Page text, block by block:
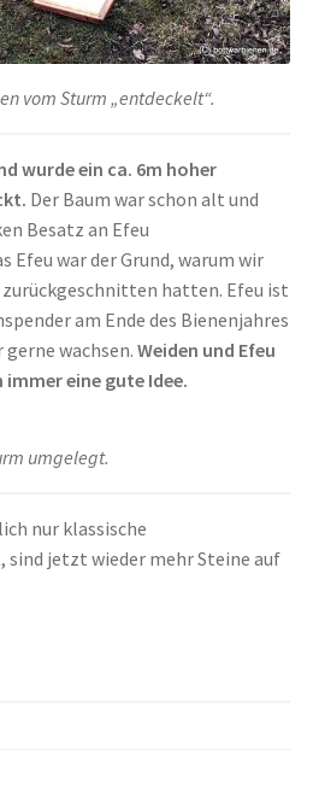
vom Sturm „entdeckelt“.
wurde ein ca. 6m hoher
Der Baum war schon alt und
Besatz an Efeu
Efeu war der Grund, warum wir
hatten. Efeu ist
am Ende des Bienenjahres
wachsen. Weiden und Efeu
eine gute Idee.
umgelegt.
nur klassische
sind jetzt wieder mehr Steine auf